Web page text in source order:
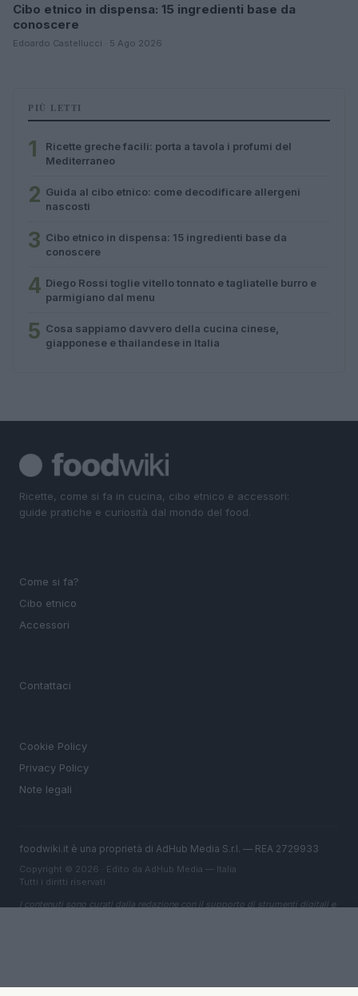
Cibo etnico in dispensa: 15 ingredienti base da
conoscere
Edoardo Castellucci · 5 Ago 2026
PIÙ LETTI
1
Ricette greche facili: porta a tavola i profumi del
Mediterraneo
2 Guida al cibo etnico: come decodificare allergeni
nascosti
3 Cibo etnico in dispensa: 15 ingredienti base da
conoscere
4 Diego Rossi toglie vitello tonnato e tagliatelle burro e
parmigiano dal menu
5 Cosa sappiamo davvero della cucina cinese,
giapponese e thailandese in Italia
Ricette, come si fa in cucina, cibo etnico e accessori:
guide pratiche e curiosità dal mondo del food.
Come si fa?
Cibo etnico
Accessori
Contattaci
Cookie Policy
Privacy Policy
Note legali
foodwiki.it è una proprietà di AdHub Media S.r.l. — REA 2729933
Copyright © 2026 · Edito da AdHub Media — Italia
Tutti i diritti riservati
I contenuti sono curati dalla redazione con il supporto di strumenti digitali e